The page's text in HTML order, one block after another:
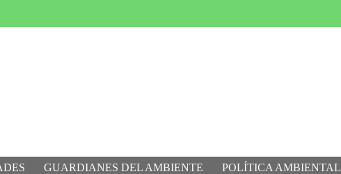
GUARDIANES DEL AMBIENTE POLÍTICA AMBIENTAL